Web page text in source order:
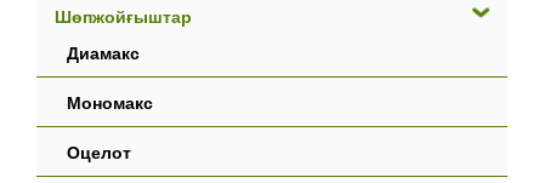
Шөпжойғыштар
Диамакс
Мономакс
Оцелот